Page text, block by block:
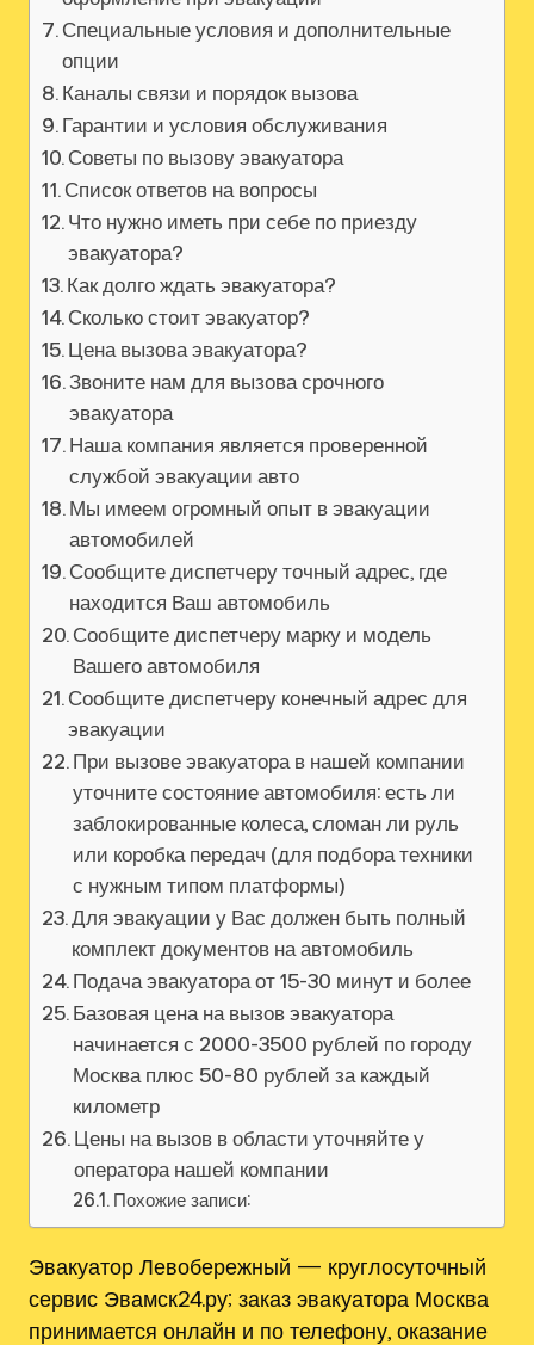
Специальные условия и дополнительные
опции
Каналы связи и порядок вызова
Гарантии и условия обслуживания
Советы по вызову эвакуатора
Список ответов на вопросы
Что нужно иметь при себе по приезду
эвакуатора?
Как долго ждать эвакуатора?
Сколько стоит эвакуатор?
Цена вызова эвакуатора?
Звоните нам для вызова срочного
эвакуатора
Наша компания является проверенной
службой эвакуации авто
Мы имеем огромный опыт в эвакуации
автомобилей
Сообщите диспетчеру точный адрес, где
находится Ваш автомобиль
Сообщите диспетчеру марку и модель
Вашего автомобиля
Сообщите диспетчеру конечный адрес для
эвакуации
При вызове эвакуатора в нашей компании
уточните состояние автомобиля: есть ли
заблокированные колеса, сломан ли руль
или коробка передач (для подбора техники
с нужным типом платформы)
Для эвакуации у Вас должен быть полный
комплект документов на автомобиль
Подача эвакуатора от 15-30 минут и более
Базовая цена на вызов эвакуатора
начинается с 2000-3500 рублей по городу
Москва плюс 50-80 рублей за каждый
километр
Цены на вызов в области уточняйте у
оператора нашей компании
Похожие записи:
Эвакуатор Левобережный — круглосуточный
сервис Эвамск24.ру; заказ эвакуатора Москва
принимается онлайн и по телефону, оказание